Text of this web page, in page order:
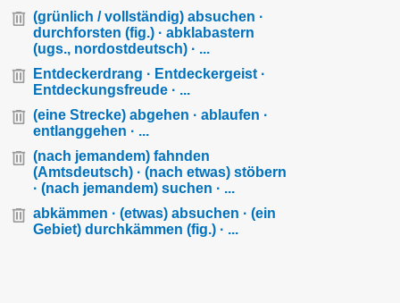
(grünlich / vollständig) absuchen ·
durchforsten (fig.) · abklabastern
(ugs., nordostdeutsch) · ...
Entdeckerdrang · Entdeckergeist ·
Entdeckungsfreude · ...
(eine Strecke) abgehen · ablaufen ·
entlanggehen · ...
(nach jemandem) fahnden
(Amtsdeutsch) · (nach etwas) stöbern
· (nach jemandem) suchen · ...
abkämmen · (etwas) absuchen · (ein
Gebiet) durchkämmen (fig.) · ...